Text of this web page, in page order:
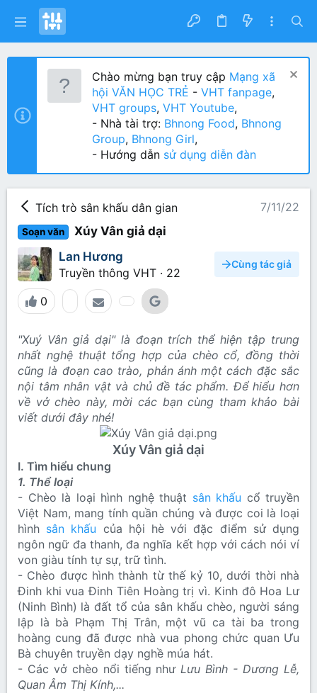
Chào mừng bạn truy cập Mạng xã
hội VĂN HỌC TRẺ - VHT fanpage,
VHT groups, VHT Youtube,
- Nhà tài trợ: Bhnong Food, Bhnong
Group, Bhnong Girl,
- Hướng dẫn sử dụng diễn đàn
Tích trò sân khấu dân gian 7/11/22
Soạn văn
Xúy Vân giả dại
Lan Hương
Truyền thông VHT · 22
Cùng tác giả
0
"Xuý Vân giả dại" là đoạn trích thể hiện tập trung
nhất nghệ thuật tổng hợp của chèo cổ, đồng thời
cũng là đoạn cao trào, phản ánh một cách đặc sắc
nội tâm nhân vật và chủ đề tác phẩm. Để hiểu hơn
về vở chèo này, mời các bạn cùng tham khảo bài
viết dưới đây nhé!
Xúy Vân giả dại
I. Tìm hiểu chung
1. Thể loại
- Chèo là loại hình nghệ thuật sân khấu cổ truyền
Việt Nam, mang tính quần chúng và được coi là loại
hình sân khấu của hội hè với đặc điểm sử dụng
ngôn ngữ đa thanh, đa nghĩa kết hợp với cách nói ví
von giàu tính tự sự, trữ tình.
- Chèo được hình thành từ thế kỷ 10, dưới thời nhà
Đinh khi vua Đinh Tiên Hoàng trị vì. Kinh đô Hoa Lư
(Ninh Bình) là đất tổ của sân khấu chèo, người sáng
lập là bà Phạm Thị Trân, một vũ ca tài ba trong
hoàng cung đã được nhà vua phong chức quan Ưu
Bà chuyên truyền dạy nghề múa hát.
- Các vở chèo nổi tiếng nhưLưu Bình - Dương Lễ,
Quan Âm Thị Kính,...